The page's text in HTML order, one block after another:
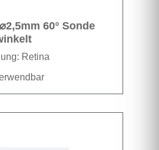
60° Sonde
Retina